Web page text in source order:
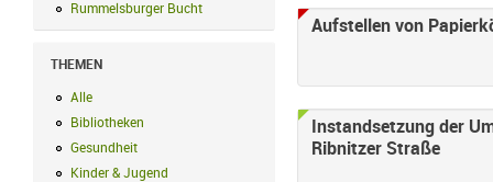
Rummelsburger Bucht Rummelsburger Bucht Filter anwenden
THEMEN
Alle
Bibliotheken Bibliotheken Filter anwenden
Gesundheit
Kinder & Jugend
Aufstellen von
Instandsetzung der
Ribnitzer Straße